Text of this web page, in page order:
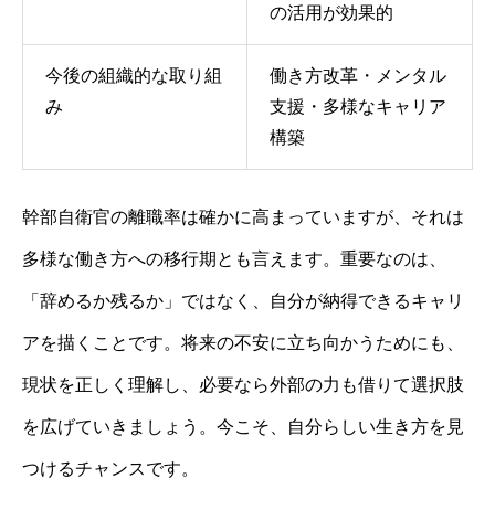
の活用が効果的
今後の組織的な取り組
み
働き方改革・メンタル
支援・多様なキャリア
構築
幹部自衛官の離職率は確かに高まっていますが、それは
多様な働き方への移行期とも言えます。重要なのは、
「辞めるか残るか」ではなく、自分が納得できるキャリ
アを描くことです。将来の不安に立ち向かうためにも、
現状を正しく理解し、必要なら外部の力も借りて選択肢
を広げていきましょう。今こそ、自分らしい生き方を見
つけるチャンスです。